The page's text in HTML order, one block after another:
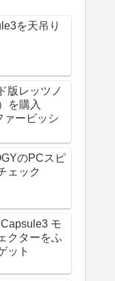
を天吊り
版レッツノ
を購入
ァービッシ
のPCスピ
ェック
モ
クターをふ
ット